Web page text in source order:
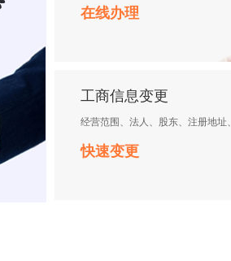
在线办理
工商信息变更
经营范围、法人、股东、注册地址
快速变更